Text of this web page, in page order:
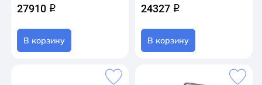
27910 q
В корзину
24327 q
В корзину